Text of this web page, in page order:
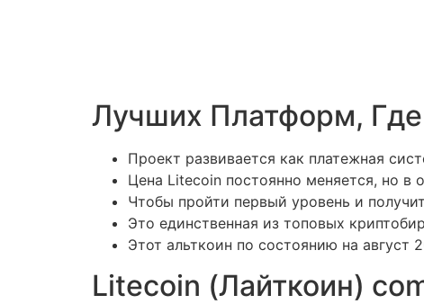
Лучших Платформ,
Проект развивается как платежная
Цена Litecoin постоянно меняется, но
Чтобы пройти первый уровень и
Это единственная из топовых
Этот альткоин по состоянию на август
Litecoin (Лайткоин)